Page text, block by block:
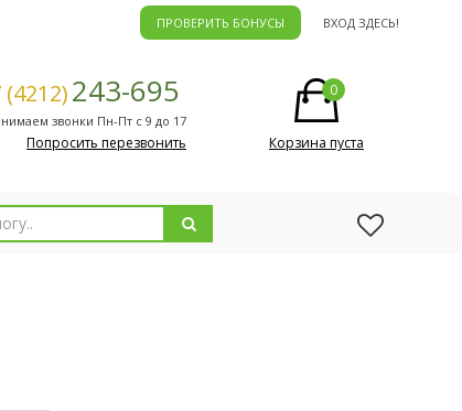
ПРОВЕРИТЬ БОНУСЫ ВХОД ЗДЕСЬ!
(4212)243-695
звонки Пн-Пт с 9 до 17
Попросить перезвонить
0
Корзина пуста